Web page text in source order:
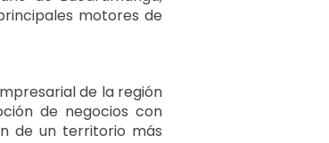
motores de
de la región
de negocios con
de un territorio más